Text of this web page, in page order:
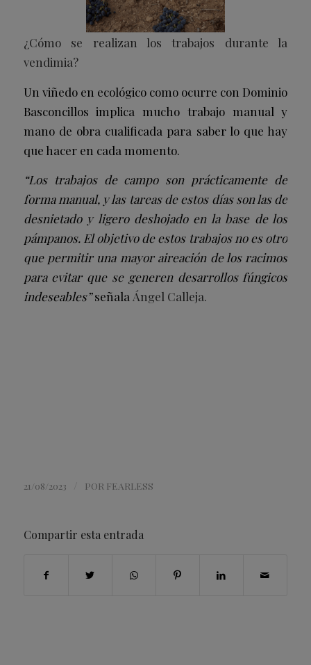
¿Cómo se realizan los trabajos durante la
vendimia?
Un viñedo en ecológico como ocurre con Dominio
Basconcillos implica mucho trabajo manual y
mano de obra cualificada para saber lo que hay
que hacer en cada momento.
“Los trabajos de campo son prácticamente de
forma manual, y las tareas de estos días son las de
desnietado y ligero deshojado en la base de los
pámpanos. El objetivo de estos trabajos no es otro
que permitir una mayor aireación de los racimos
para evitar que se generen desarrollos fúngicos
indeseables”señala Ángel Calleja.
21/08/2023 POR FEARLESS
Compartir esta entrada